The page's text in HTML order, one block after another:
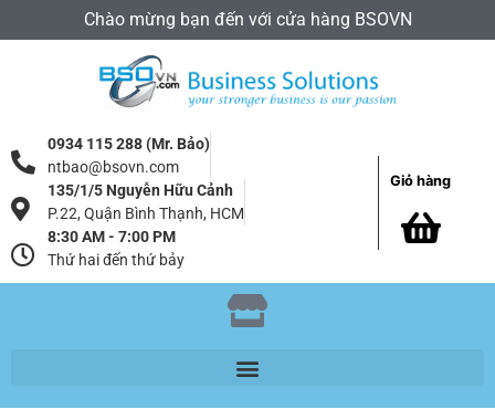
Chào mừng bạn đến với cửa hàng BSOVN
0934 115 288 (Mr. Bảo)
ntbao@bsovn.com
135/1/5 Nguyễn Hữu Cảnh
P.22, Quận Bình Thạnh, HCM
8:30 AM - 7:00 PM
Thứ hai đến thứ bảy
Giỏ hàng